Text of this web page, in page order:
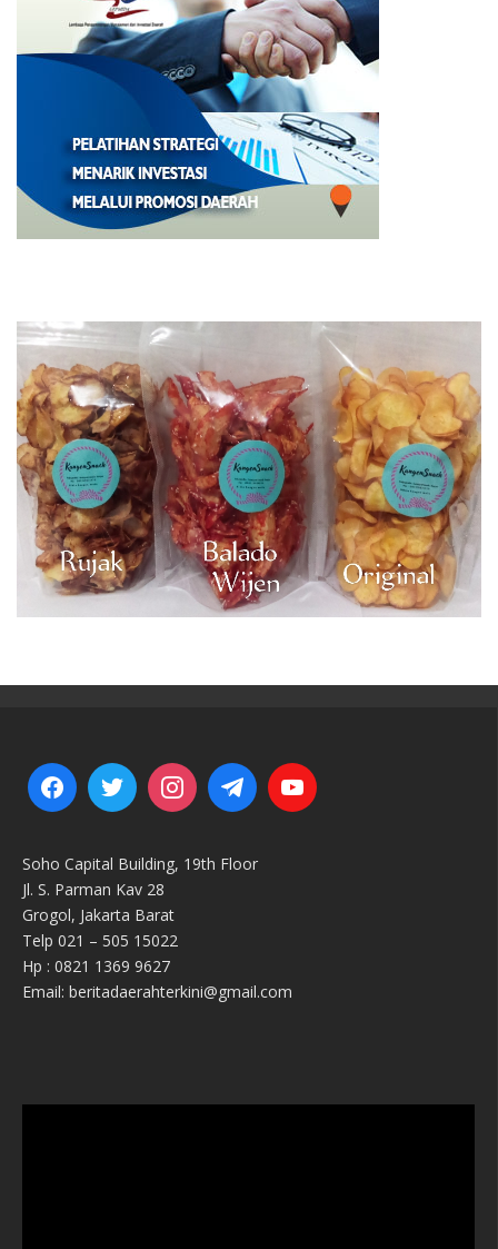
Soho Capital Building, 19th Floor
Jl. S. Parman Kav 28
Grogol, Jakarta Barat
Telp 021 – 505 15022
Hp : 0821 1369 9627
Email: beritadaerahterkini@gmail.com